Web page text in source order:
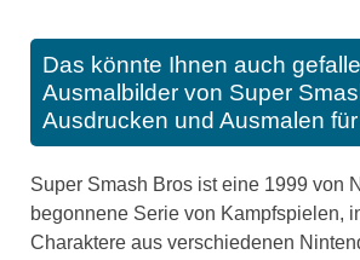
Das könnte Ihnen auch
Ausmalbilder von Super
Ausdrucken und Ausmalen
Super Smash Bros ist eine 1999 von
begonnene Serie von Kampfspielen,
Charaktere aus verschiedenen